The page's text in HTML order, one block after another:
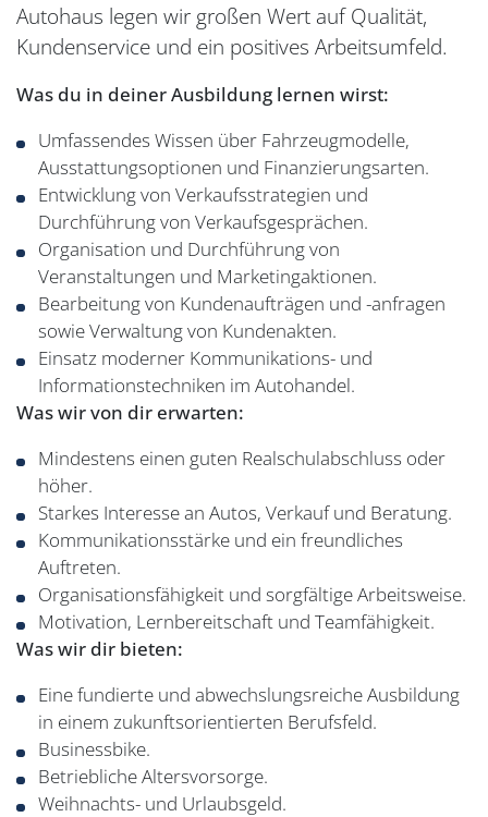
Autohaus legen wir großen Wert auf Qualität,
Kundenservice und ein positives Arbeitsumfeld.
Was du in deiner Ausbildung lernen wirst:
Umfassendes Wissen über Fahrzeugmodelle,
Ausstattungsoptionen und Finanzierungsarten.
Entwicklung von Verkaufsstrategien und
Durchführung von Verkaufsgesprächen.
Organisation und Durchführung von
Veranstaltungen und Marketingaktionen.
Bearbeitung von Kundenaufträgen und -anfragen
sowie Verwaltung von Kundenakten.
Einsatz moderner Kommunikations- und
Informationstechniken im Autohandel.
Was wir von dir erwarten:
Mindestens einen guten Realschulabschluss oder
höher.
Starkes Interesse an Autos, Verkauf und Beratung.
Kommunikationsstärke und ein freundliches
Auftreten.
Organisationsfähigkeit und sorgfältige Arbeitsweise.
Motivation, Lernbereitschaft und Teamfähigkeit.
Was wir dir bieten:
Eine fundierte und abwechslungsreiche Ausbildung
in einem zukunftsorientierten Berufsfeld.
Businessbike.
Betriebliche Altersvorsorge.
Weihnachts- und Urlaubsgeld.